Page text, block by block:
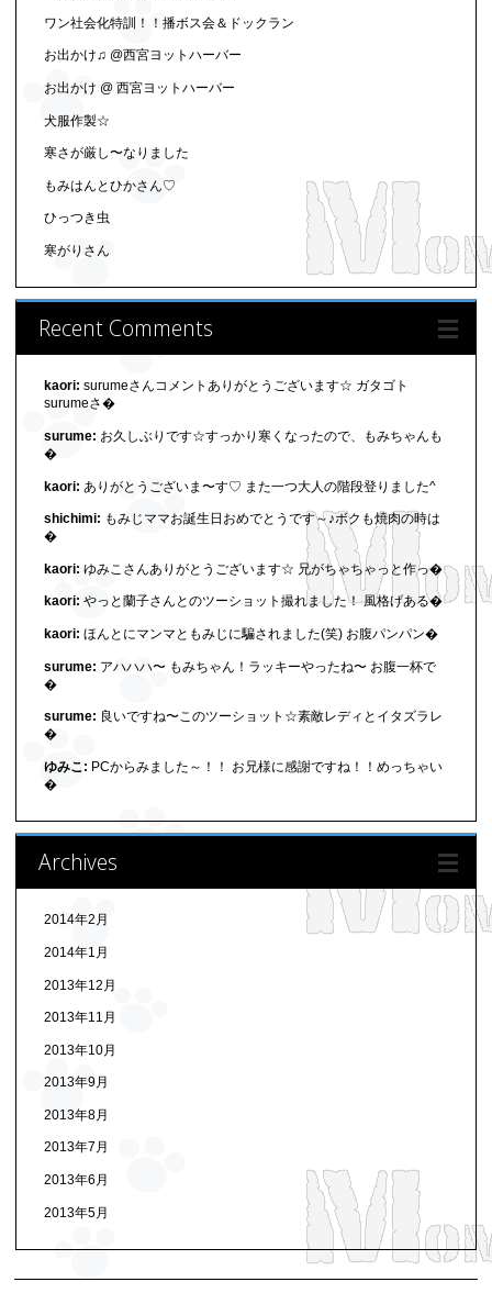
ワン社会化特訓！！播ボス会＆ドックラン
お出かけ♫ @西宮ヨットハーバー
お出かけ @ 西宮ヨットハーバー
犬服作製☆
寒さが厳し〜なりました
もみはんとひかさん♡
ひっつき虫
寒がりさん
Recent Comments
kaori: surumeさんコメントありがとうございます☆ ガタゴト
surumeさ�
surume: お久しぶりです☆すっかり寒くなったので、もみちゃんも
�
kaori: ありがとうございま〜す♡ また一つ大人の階段登りました^
shichimi: もみじママお誕生日おめでとうです～♪ボクも焼肉の時は
�
kaori: ゆみこさんありがとうございます☆ 兄がちゃちゃっと作っ�
kaori: やっと蘭子さんとのツーショット撮れました！ 風格げある�
kaori: ほんとにマンマともみじに騙されました(笑) お腹パンパン�
surume: アハハハ〜 もみちゃん！ラッキーやったね〜 お腹一杯で
�
surume: 良いですね〜このツーショット☆素敵レディとイタズラレ
�
ゆみこ: PCからみました～！！ お兄様に感謝ですね！！めっちゃい
�
Archives
2014年2月
2014年1月
2013年12月
2013年11月
2013年10月
2013年9月
2013年8月
2013年7月
2013年6月
2013年5月